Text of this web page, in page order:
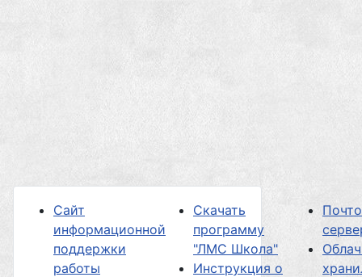
Сайт
информационной
поддержки
работы
Скачать
программу
"ЛМС Школа"
Инструкция о